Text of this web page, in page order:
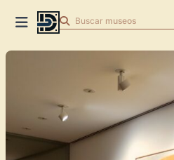
Buscar museos